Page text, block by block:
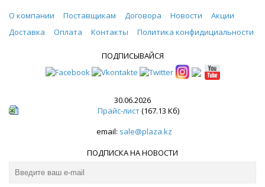
О компании Поставщикам Договора Новости
Акции
Доставка
Оплата Контакты Политика конфидициальности
ПОДПИСЫВАЙСЯ
30.06.2026
Прайс-лист(167.13 Кб)
email: sale@plaza.kz
ПОДПИСКА НА НОВОСТИ